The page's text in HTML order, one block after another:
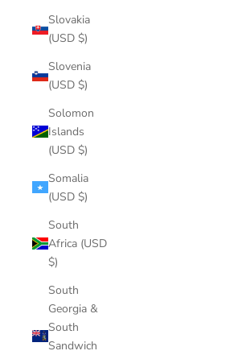
Slovakia
(USD $)
Slovenia
(USD $)
Solomon
Islands
(USD $)
Somalia
(USD $)
South
Africa (USD
$)
South
Georgia &
South
Sandwich